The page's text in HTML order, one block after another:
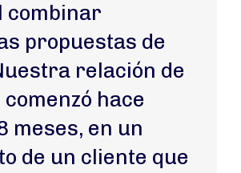
combinar
propuestas de
relación de
hace
meses, en un
de un cliente que